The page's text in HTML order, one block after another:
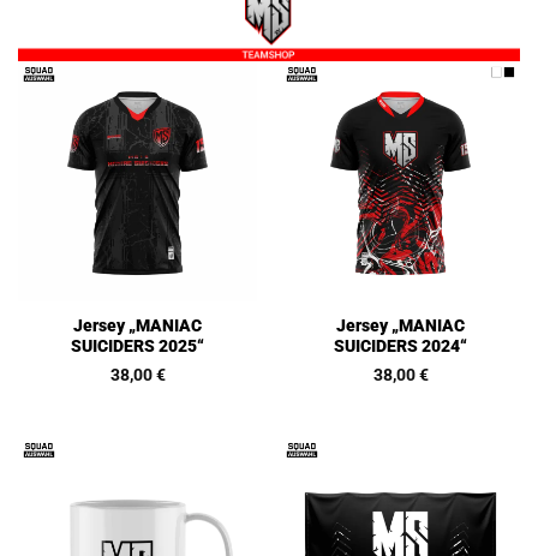
Jersey „MANIAC
SUICIDERS 2025“
38,00€
Jersey „MANIAC
SUICIDERS 2024“
38,00€